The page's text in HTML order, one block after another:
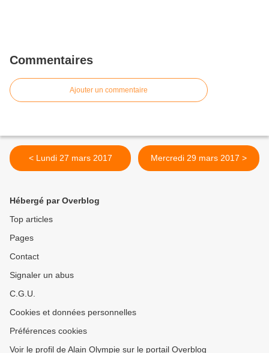
Commentaires
Ajouter un commentaire
< Lundi 27 mars 2017 Mercredi 29 mars 2017 >
Hébergé par Overblog
Top articles
Pages
Contact
Signaler un abus
C.G.U.
Cookies et données personnelles
Préférences cookies
Voir le profil de Alain Olympie sur le portail Overblog